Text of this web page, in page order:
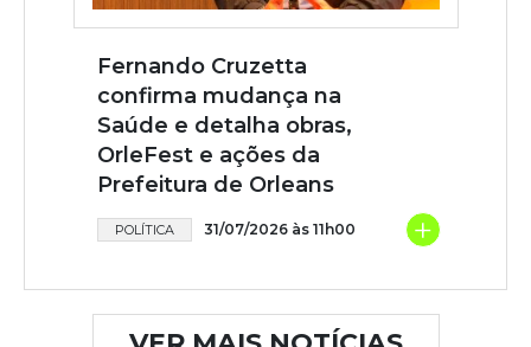
Fernando Cruzetta
confirma mudança na
Saúde e detalha obras,
OrleFest e ações da
Prefeitura de Orleans
POLÍTICA 31/07/2026 às 11h00 +